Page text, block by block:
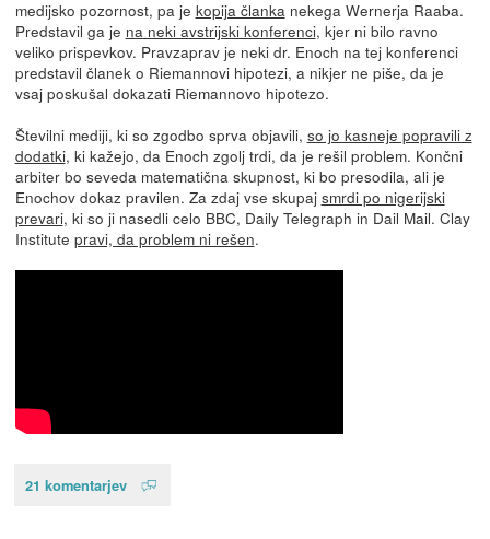
medijsko pozornost, pa je kopija člankanekega Wernerja Raaba.
Predstavil ga je na neki avstrijski konferenci, kjer ni bilo ravno
veliko prispevkov. Pravzaprav je neki dr. Enoch na tej konferenci
predstavil članek o Riemannovi hipotezi, a nikjer ne piše, da je
vsaj poskušal dokazati Riemannovo hipotezo.
Številni mediji, ki so zgodbo sprva objavili, so jo kasneje popravili z
dodatki, ki kažejo, da Enoch zgolj trdi, da je rešil problem. Končni
arbiter bo seveda matematična skupnost, ki bo presodila, ali je
Enochov dokaz pravilen. Za zdaj vse skupaj smrdi po nigerijski
prevari, ki so ji nasedli celo BBC, Daily Telegraph in Dail Mail. Clay
Institute pravi, da problem ni rešen.
21 komentarjev